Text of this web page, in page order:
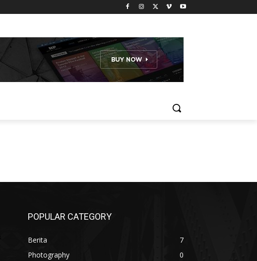
POPULAR CATEGORY
Berita
7
Photography
0